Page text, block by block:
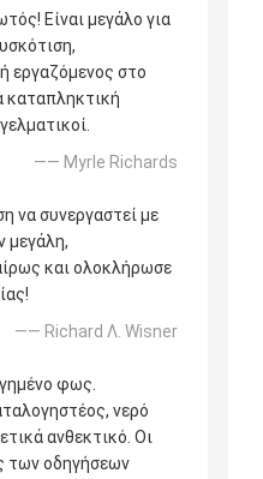
Είναι μεγάλο για
εργαζόμενος στο
καταπληκτική
—— Myrle Richards
να συνεργαστεί με
μεγάλη,
και ολοκλήρωσε
—— Richard Λ. Wisner
φως.
νερό
ανθεκτικό. Οι
των οδηγήσεων